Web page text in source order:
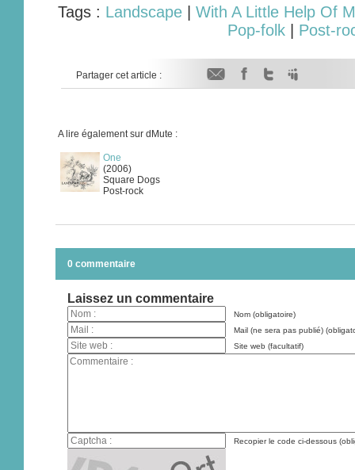
Tags : Landscape
With A Little Help Of
Pop-folk| Post-
Partager cet article :
A lire également sur dMute :
One
(2006)
Square Dogs
Post-rock
0 commentaire
Laissez un commentaire
Nom (obligatoire)
Mail (ne sera pas publié)
Site web (facultatif)
Recopier le code ci-dessous